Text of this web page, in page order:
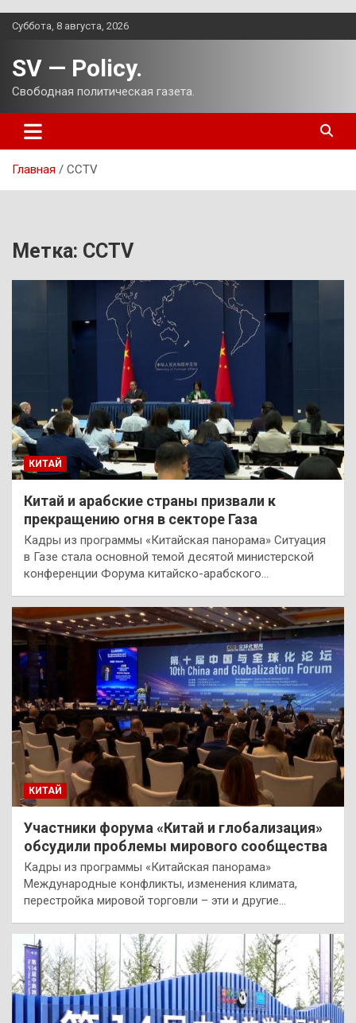
Перейти
Суббота, 8 августа, 2026
SV — Policy.
Свободная политическая газета.
Главная CCTV
Метка: CCTV
КИТАЙ
Китай и арабские страны призвали к
прекращению огня в секторе Газа
Кадры из программы «Китайская панорама» Ситуация
в Газе стала основной темой десятой министерской
конференции Форума китайско-арабского…
КИТАЙ
Участники форума «Китай и глобализация»
обсудили проблемы мирового сообщества
Кадры из программы «Китайская панорама»
Международные конфликты, изменения климата,
перестройка мировой торговли – эти и другие…